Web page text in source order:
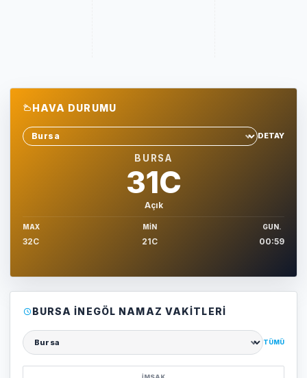
HAVA DURUMU
Sehir sec
DETAY
BURSA
31C
Açık
MAX
32C
MIN
21C
GUN.
00:59
BURSA İNEGÖL NAMAZ VAKITLERI
Şehir seçin
TÜMÜ